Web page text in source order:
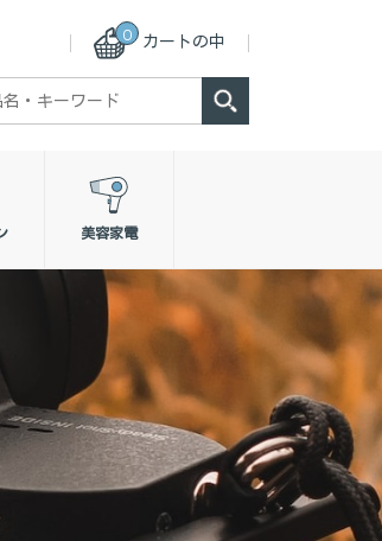
カートの中
0
美容家電